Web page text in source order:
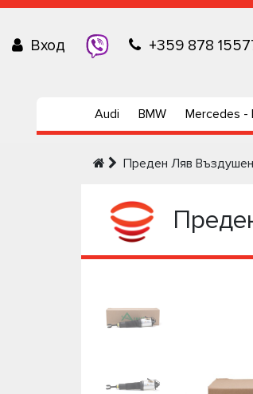
Вход +359 878
Audi BMW Mercedes -
Преден Ляв